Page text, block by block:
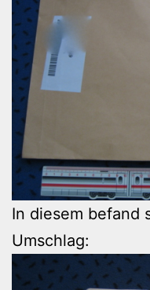
In diesem befand
Umschlag: